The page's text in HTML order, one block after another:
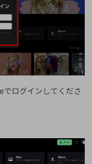
ログインしてくださ